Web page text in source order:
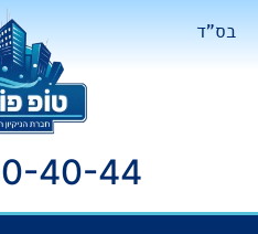
בס"ד
40-44